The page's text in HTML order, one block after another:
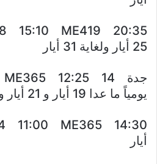
25 أيار ولغاية 31 أيار
يومياً ما عدا 19 أيار و 21 أيار و 31 أيار
أيار